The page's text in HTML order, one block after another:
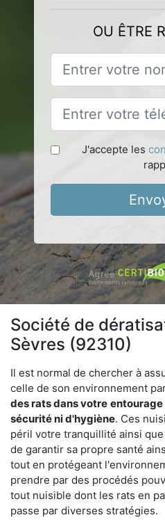
OU ÊTRE
J'accepte les
Société de
Sèvres (92310)
Il est normal de chercher à
celle de son environnement
des rats dans votre entourage
sécurité ni d'hygiène. Ces
péril votre tranquillité ainsi
de garantir sa propre santé
tout en protégeant
prendre par des procédés
tout nuisible dont les rats en
passe par diverses stratégies.